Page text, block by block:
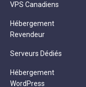
VPS Canadiens
Hébergement
Revendeur
Serveurs Dédiés
Hébergement
WordPress